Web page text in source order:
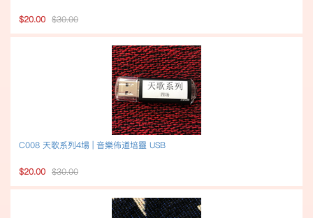
$20.00 $30.00
C008 天歌系列4場 | 音樂佈道培靈 USB
$20.00 $30.00